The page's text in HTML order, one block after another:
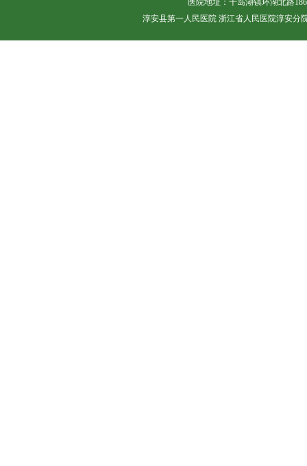
医院地址：千岛湖镇环湖北路
淳安县第一人民医院 浙江省人民医院淳安分